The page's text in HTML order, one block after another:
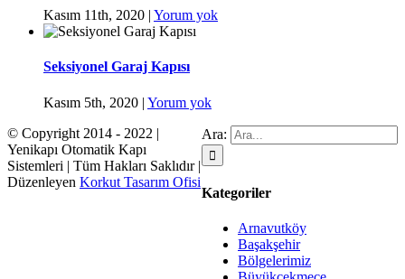
Kasım 11th, 2020 | Yorum yok
Seksiyonel Garaj Kapısı
Kasım 5th, 2020 | Yorum yok
Ara:
Kategoriler
Arnavutköy
Başakşehir
Bölgelerimiz
© Copyright 2014 - 2022 |
Yenikapı Otomatik Kapı
Sistemleri | Tüm Hakları Saklıdır |
Düzenleyen Korkut Tasarım Ofisi